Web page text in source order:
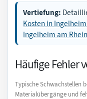
Vertiefung:
Kosten in
Ingelheim am Rhein
Häufige Fehler
Typische Schwachstellen
Materialübergänge und